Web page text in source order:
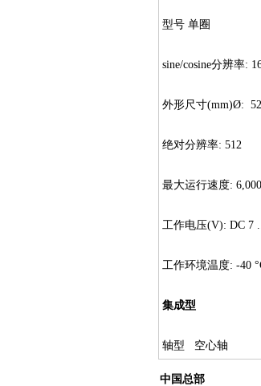
型号 单圈
sine/cosine分辨率:
外形尺寸(mm)Ø: 52
绝对分辨率: 512
最大运行速度:
工作电压(V): DC 7
工作环境温度: -40
集成型
轴型 空心轴
中国总部